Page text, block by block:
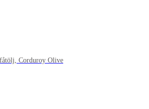
Corduroy Olive